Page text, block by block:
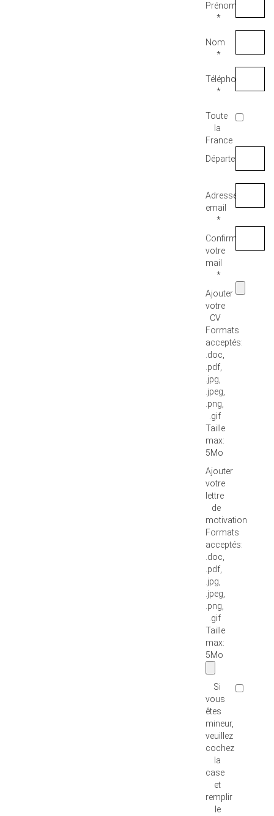
Prénom
*
Nom
*
Téléphone
*
Toute
la
France
Département
Adresse
email
*
Confirmez
votre
mail
*
Ajouter
votre
CV
Formats
acceptés:
.doc,
.pdf,
.jpg,
.jpeg,
.png,
.gif
Taille
max:
5Mo
Ajouter
votre
lettre
de
motivation
Formats
acceptés:
.doc,
.pdf,
.jpg,
.jpeg,
.png,
.gif
Taille
max:
5Mo
Si
vous
êtes
mineur,
veuillez
cochez
la
case
et
remplir
le